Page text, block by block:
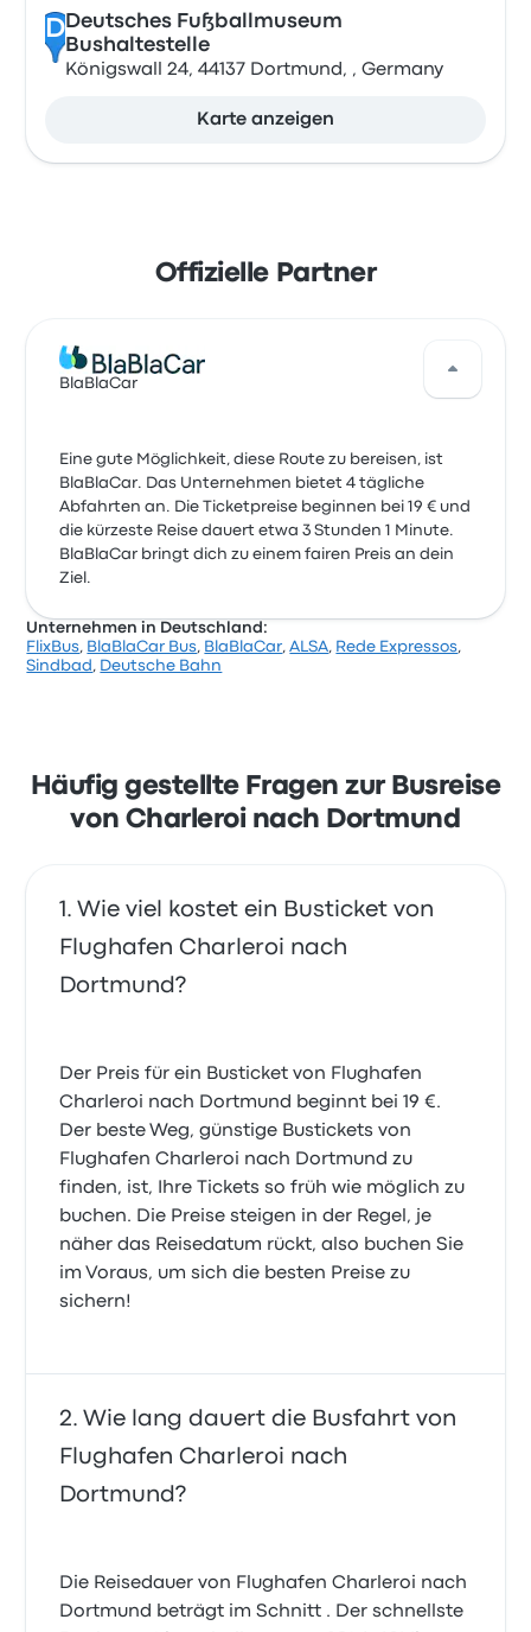
DDeutsches Fußballmuseum
Bushaltestelle
Königswall 24, 44137 Dortmund, , Germany
Karte anzeigen
Offizielle Partner
BlaBlaCar
Eine gute Möglichkeit, diese Route zu bereisen, ist
BlaBlaCar. Das Unternehmen bietet 4 tägliche
Abfahrten an. Die Ticketpreise beginnen bei 19 € und
die kürzeste Reise dauert etwa 3 Stunden 1 Minute.
BlaBlaCar bringt dich zu einem fairen Preis an dein
Ziel.
Unternehmen in Deutschland:
FlixBus, BlaBlaCar Bus, BlaBlaCar,ALSA, Rede Expressos,
Sindbad , Deutsche Bahn
Häufig gestellte Fragen zur Busreise
von Charleroi nach Dortmund
Wie viel kostet ein Busticket von
Flughafen Charleroi nach
Dortmund?
Der Preis für ein Busticket von Flughafen
Charleroi nach Dortmund beginnt bei 19 €.
Der beste Weg, günstige Bustickets von
Flughafen Charleroi nach Dortmund zu
finden, ist, Ihre Tickets so früh wie möglich zu
buchen. Die Preise steigen in der Regel, je
näher das Reisedatum rückt, also buchen Sie
im Voraus, um sich die besten Preise zu
sichern!
Wie lang dauert die Busfahrt von
Flughafen Charleroi nach
Dortmund?
Die Reisedauer von Flughafen Charleroi nach
Dortmund beträgt im Schnitt . Der schnellste